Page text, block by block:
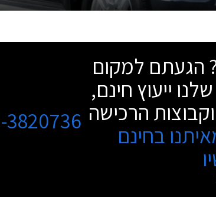
הגעתם למקום
ייעוץ חינם,
הרכישה
בחינם
3820736